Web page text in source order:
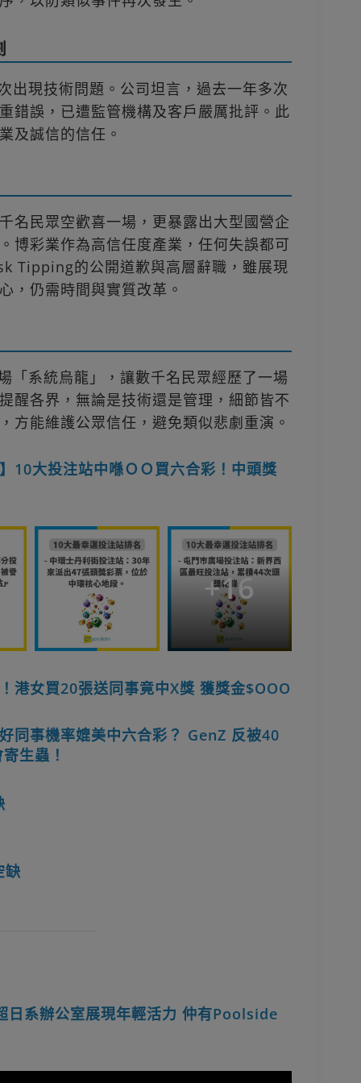
現技術問題。公司坦言，過去一年多次
錯誤，已遭監管機構及客戶嚴厲批評。此
及誠信的信任。
名民眾空歡喜一場，更暴露出大型國營企
博彩業作為高信任度產業，任何失誤都可
Tipping的公開道歉與高層辭職，雖展現
，仍需時間與實質改革。
系統烏龍」，讓數千名民眾經歷了一場
醒各界，無論是技術還是管理，細節皆不
方能維護公眾信任，避免類似悲劇重演。
10大投注站中喺ＯＯ買六合彩！中頭獎
+16
港女買20張送同事竟中X獎‎ 獲獎金$OOO
同事機率媲美中六合彩？ GenZ 反被40
生蟲！
缺
系辦公室展現年輕活力 仲有Poolside